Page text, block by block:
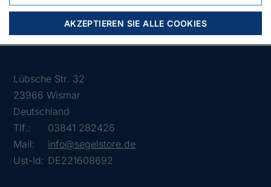
Reuse
85.33
Lübsche Str. 32
23966 Wismar
Deutschland
Tlf.:
03841 282426
Mail:
info@segelstore.de
Ust-Id: DE221608692
AKZEPTIEREN SIE ALLE COOKIES